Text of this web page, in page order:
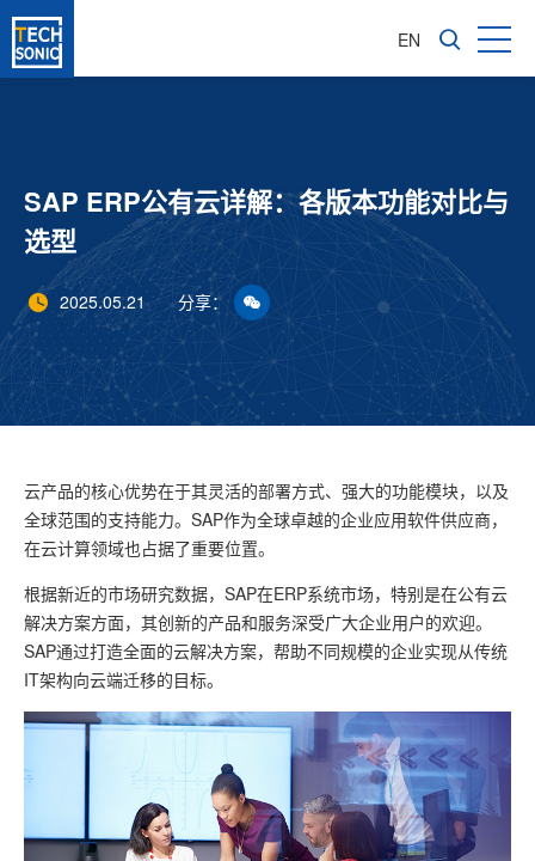
EN
SAP ERP公有云详解：各版本功能对比与
选型
2025.05.21 分享：
云产品的核心优势在于其灵活的部署方式、强大的功能模块，以及
全球范围的支持能力。SAP作为全球卓越的企业应用软件供应商，
在云计算领域也占据了重要位置。
根据新近的市场研究数据，SAP在ERP系统市场，特别是在公有云
解决方案方面，其创新的产品和服务深受广大企业用户的欢迎。
SAP通过打造全面的云解决方案，帮助不同规模的企业实现从传统
IT架构向云端迁移的目标。